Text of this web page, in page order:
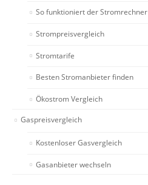
So funktioniert der Stromrechner
Strompreisvergleich
Stromtarife
Besten Stromanbieter finden
Ökostrom Vergleich
Gaspreisvergleich
Kostenloser Gasvergleich
Gasanbieter wechseln